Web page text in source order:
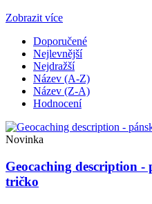
Zobrazit více
Doporučené
Nejlevnější
Nejdražší
Název (A-Z)
Název (Z-A)
Hodnocení
Novinka
Geocaching description -
tričko